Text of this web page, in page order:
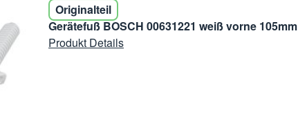
Originalteil
Gerätefuß BOSCH 00631221 weiß vorne
Produkt Details